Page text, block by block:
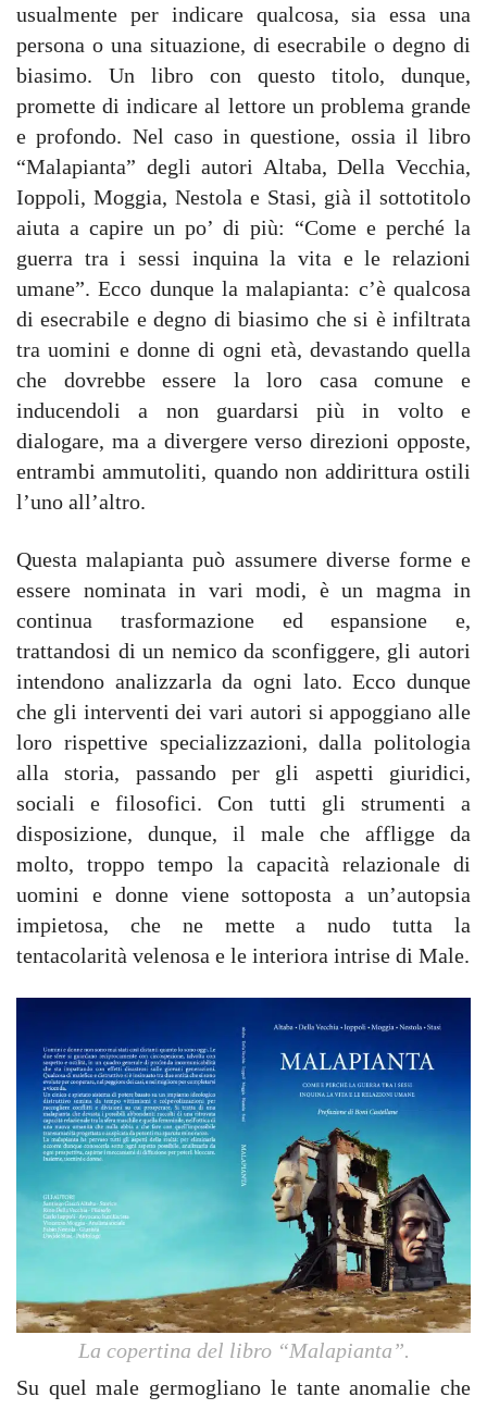
usualmente per indicare qualcosa, sia essa una
persona o una situazione, di esecrabile o degno di
biasimo. Un libro con questo titolo, dunque,
promette di indicare al lettore un problema grande
e profondo. Nel caso in questione, ossia il libro
“Malapianta” degli autori Altaba, Della Vecchia,
Ioppoli, Moggia, Nestola e Stasi, già il sottotitolo
aiuta a capire un po’ di più: “Come e perché la
guerra tra i sessi inquina la vita e le relazioni
umane”. Ecco dunque la malapianta: c’è qualcosa
di esecrabile e degno di biasimo che si è infiltrata
tra uomini e donne di ogni età, devastando quella
che dovrebbe essere la loro casa comune e
inducendoli a non guardarsi più in volto e
dialogare, ma a divergere verso direzioni opposte,
entrambi ammutoliti, quando non addirittura ostili
l’uno all’altro.
Questa malapianta può assumere diverse forme e
essere nominata in vari modi, è un magma in
continua trasformazione ed espansione e,
trattandosi di un nemico da sconfiggere, gli autori
intendono analizzarla da ogni lato. Ecco dunque
che gli interventi dei vari autori si appoggiano alle
loro rispettive specializzazioni, dalla politologia
alla storia, passando per gli aspetti giuridici,
sociali e filosofici. Con tutti gli strumenti a
disposizione, dunque, il male che affligge da
molto, troppo tempo la capacità relazionale di
uomini e donne viene sottoposta a un’autopsia
impietosa, che ne mette a nudo tutta la
tentacolarità velenosa e le interiora intrise di Male.
La copertina del libro “Malapianta”.
Su quel male germogliano le tante anomalie che